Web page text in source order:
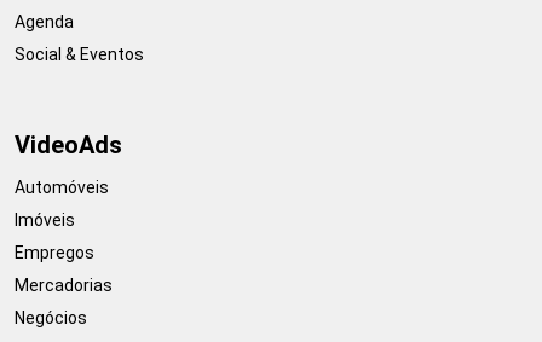
Agenda
Social & Eventos
VideoAds
Automóveis
Imóveis
Empregos
Mercadorias
Negócios